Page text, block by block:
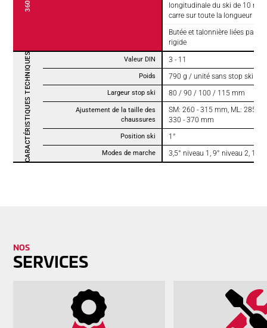
longitudinale du ski de 10
carre sur toute la longueur du
Butée et talonnière liées par
rigide
CARACTÉRISTIQUES TECHNIQUES Valeur DIN 3 - 11
Poids 790 g / unité sans stop ski
Largeur stop ski 80 / 90 / 100 / 115 mm
Ajustement de la taille des
chaussures
SM: 260 - 315 mm, ML: 285 -
330 - 370 mm
Position ski 1°
Modes de marche 3,5° niveau 1, 9° niveau 2, 14°
NOS
SER­VICES